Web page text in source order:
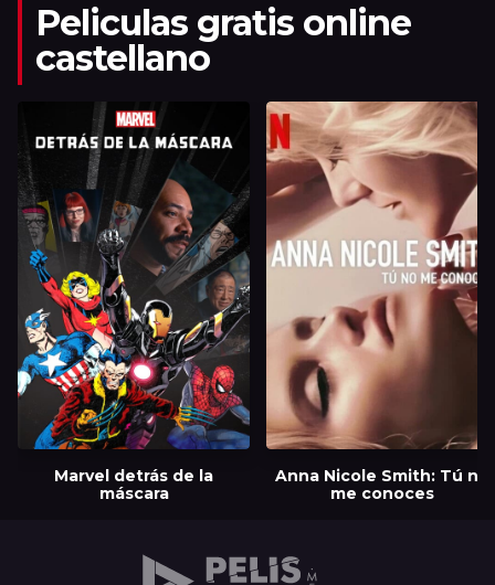
Peliculas gratis online
castellano
Marvel detrás de la
máscara
Anna Nicole Smith: Tú no
me conoces